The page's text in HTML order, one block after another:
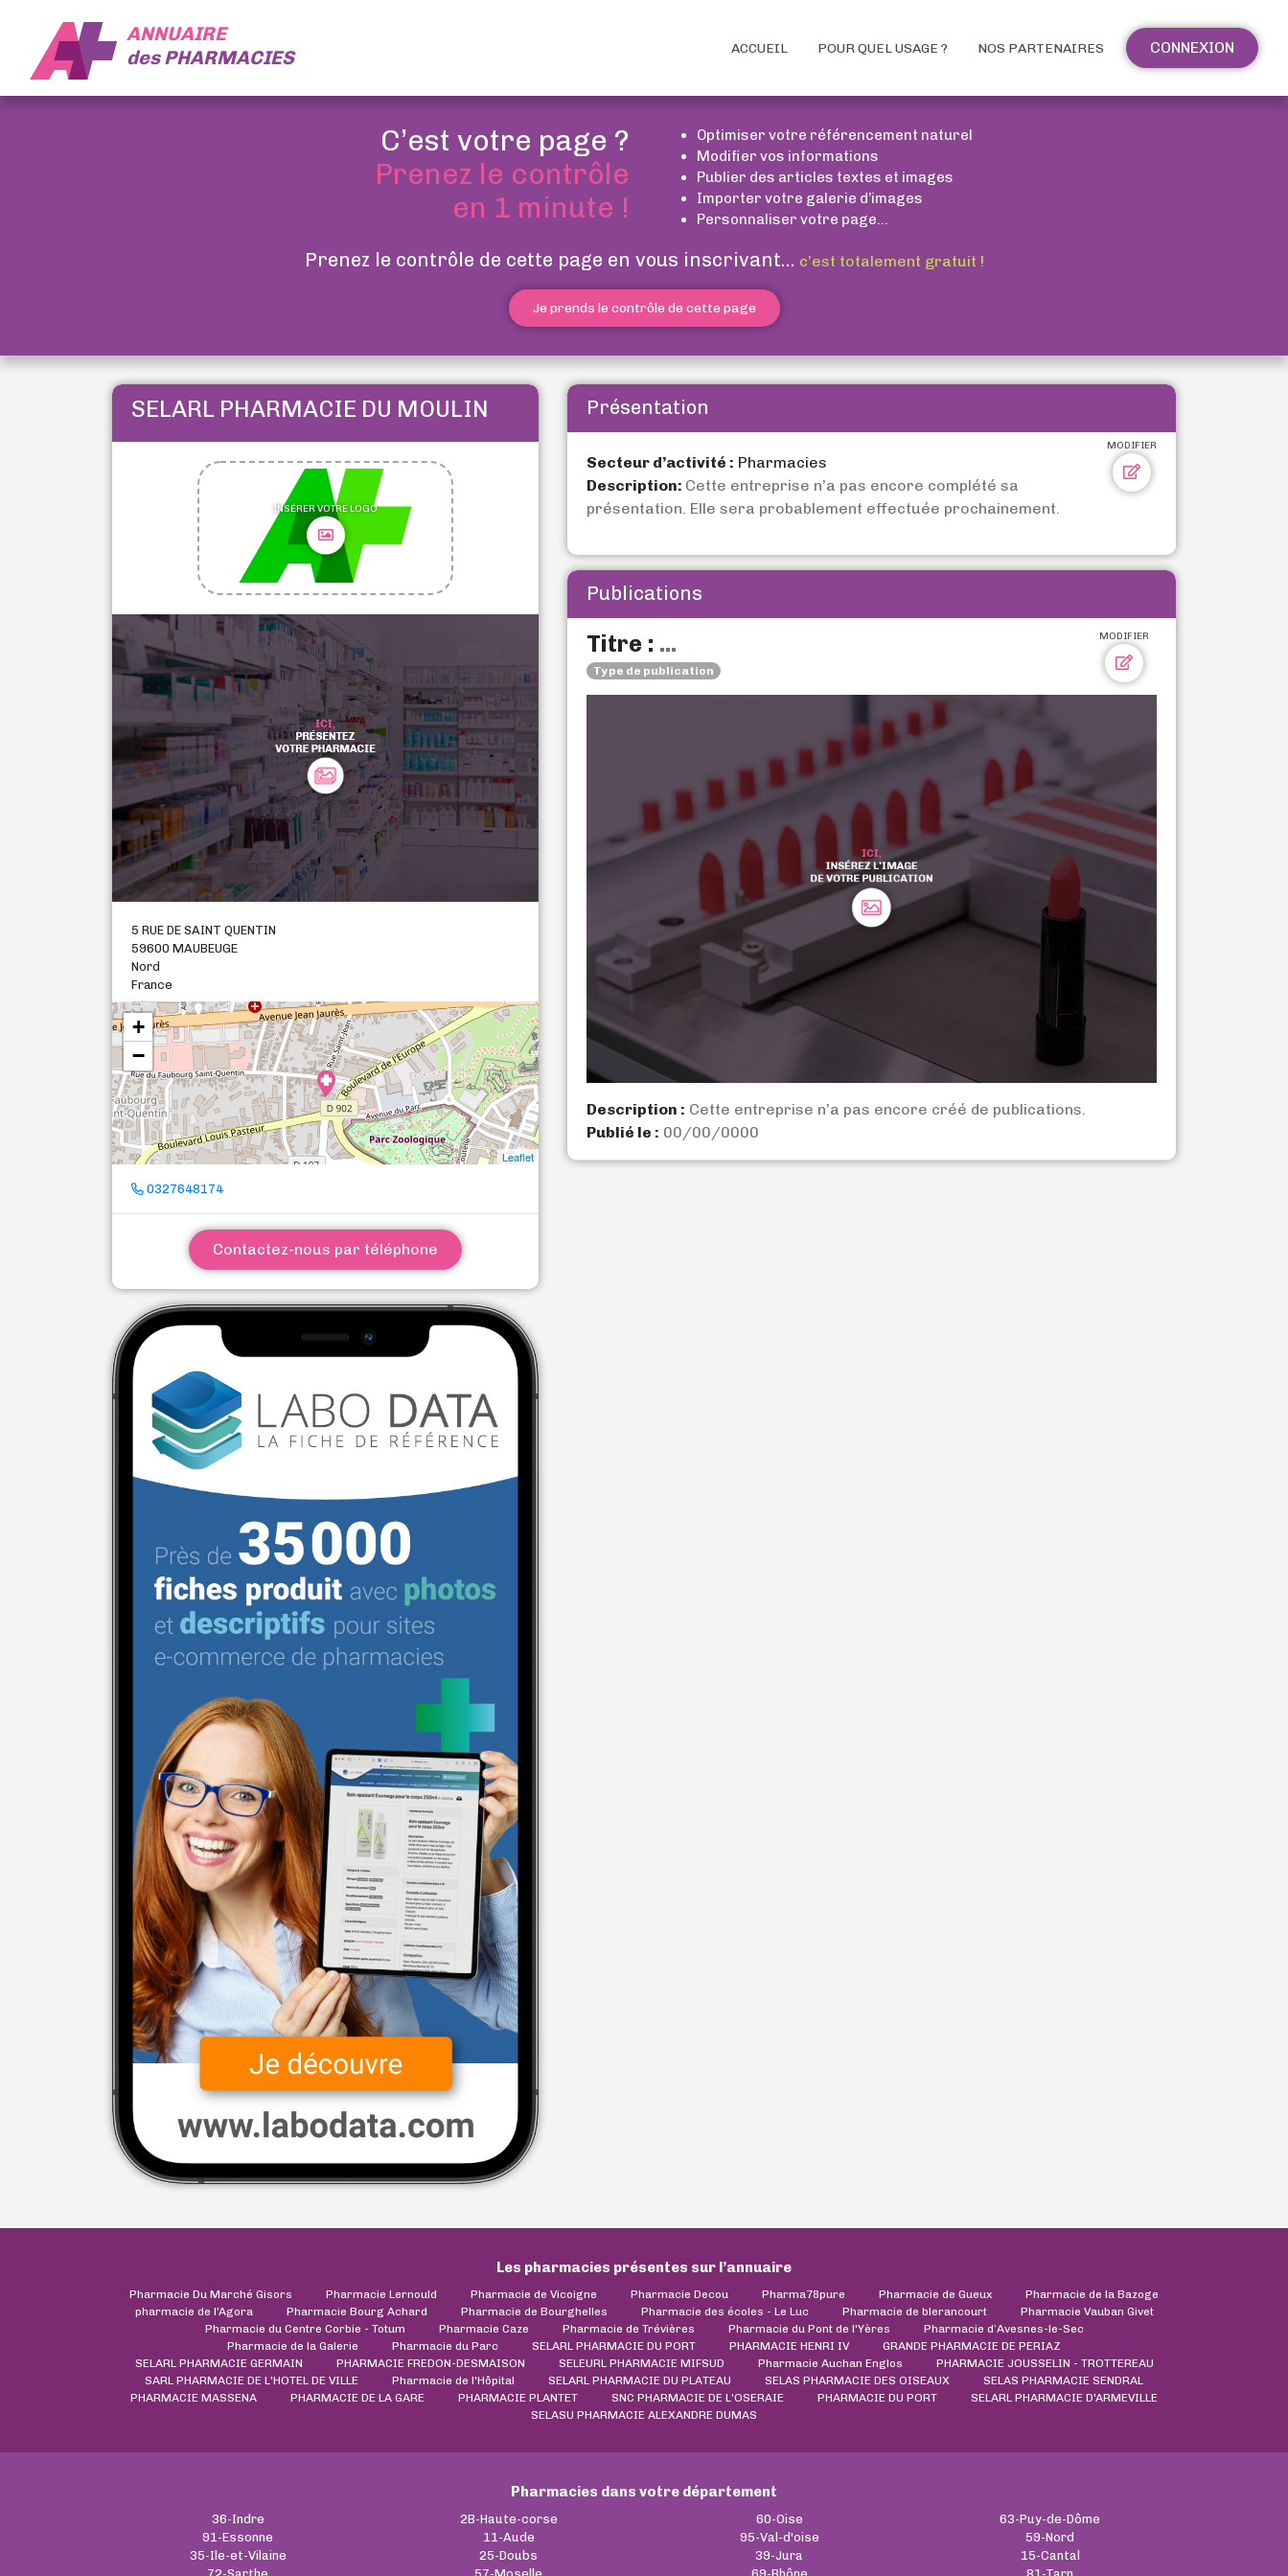
ANNUAIRE
desPHARMACIES ACCUEIL POUR QUEL USAGE ? NOS PARTENAIRES CONNEXION
C’est votre page ?
Prenez le contrôle
en 1 minute !
Optimiser votre référencement naturel
Modifier vos informations
Publier des articles textes et images
Importer votre galerie d’images
Personnaliser votre page...
Prenez le contrôle de cette page en vous inscrivant... c’est totalement gratuit !
Je prends le contrôle de cette page
SELARL PHARMACIE DU MOULIN
INSÉRER VOTRE LOGO
5 RUE DE SAINT QUENTIN
59600 MAUBEUGE
Nord
France
+
−
Leaflet
0327648174
Contactez-nous par téléphone
Présentation
MODIFIER
Secteur d’activité : Pharmacies
Description: Cette entreprise n’a pas encore complété sa
présentation. Elle sera probablement effectuée prochainement.
Publications
MODIFIER
Titre : ...
Type de publication
Description : Cette entreprise n’a pas encore créé de publications.
Publié le : 00/00/0000
Les pharmacies présentes sur l’annuaire
Pharmacie Du Marché Gisors Pharmacie Lernould Pharmacie de Vicoigne Pharmacie Decou Pharma78pure Pharmacie de Gueux
Pharmacie de la Bazoge
pharmacie de l'Agora
Pharmacie Bourg Achard Pharmacie de Bourghelles Pharmacie des écoles - Le Luc Pharmacie de blerancourt
Pharmacie Vauban Givet
Pharmacie du Centre Corbie - Totum
Pharmacie Caze Pharmacie de Trévières Pharmacie du Pont de l'Yères
Pharmacie d’Avesnes-le-Sec
Pharmacie de la Galerie
Pharmacie du Parc SELARL PHARMACIE DU PORT PHARMACIE HENRI IV
GRANDE PHARMACIE DE PERIAZ
SELARL PHARMACIE GERMAIN
PHARMACIE FREDON-DESMAISON SELEURL PHARMACIE MIFSUD Pharmacie Auchan Englos
PHARMACIE JOUSSELIN - TROTTEREAU
SARL PHARMACIE DE L'HOTEL DE VILLE
Pharmacie de l'Hôpital SELARL PHARMACIE DU PLATEAU SELAS PHARMACIE DES OISEAUX
SELAS PHARMACIE SENDRAL
PHARMACIE MASSENA
PHARMACIE DE LA GARE PHARMACIE PLANTET SNC PHARMACIE DE L'OSERAIE PHARMACIE DU PORT
SELARL PHARMACIE D'ARMEVILLE
SELASU PHARMACIE ALEXANDRE DUMAS
Pharmacies dans votre département
36-Indre
91-Essonne
35-Ile-et-Vilaine
2B-Haute-corse
11-Aude
25-Doubs
60-Oise
95-Val-d'oise
39-Jura
63-Puy-de-Dôme
59-Nord
15-Cantal